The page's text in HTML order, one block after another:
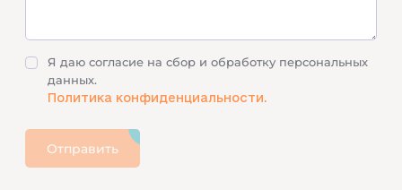
Я даю согласие на сбор и обработку персональных
данных.
Политика конфиденциальности.
Отправить